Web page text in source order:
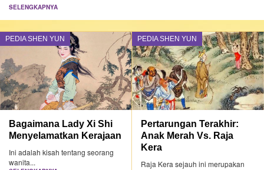
SELENGKAPNYA
PEDIA SHEN YUN
Bagaimana Lady Xi Shi
Menyelamatkan Kerajaan
Ini adalah kisah tentang seorang
wanita...
PEDIA SHEN YUN
Pertarungan Terakhir:
Anak Merah Vs. Raja
Kera
Raja Kera sejauh ini merupakan